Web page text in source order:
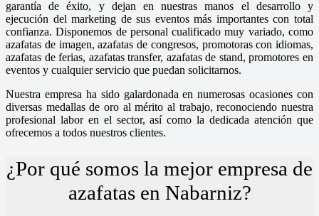
garantía de éxito, y dejan en nuestras manos el desarrollo y
ejecución del marketing de sus eventos más importantes con total
confianza. Disponemos de personal cualificado muy variado, como
azafatas de imagen, azafatas de congresos, promotoras con idiomas,
azafatas de ferias, azafatas transfer, azafatas de stand, promotores en
eventos y cualquier servicio que puedan solicitarnos.
Nuestra empresa ha sido galardonada en numerosas ocasiones con
diversas medallas de oro al mérito al trabajo, reconociendo nuestra
profesional labor en el sector, así como la dedicada atención que
ofrecemos a todos nuestros clientes.
¿Por qué somos la mejor empresa de
azafatas en Nabarniz?